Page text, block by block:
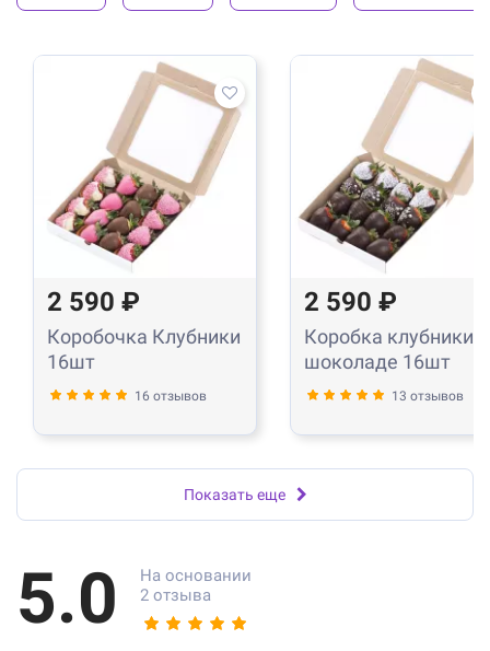
2 590 ₽
Коробочка Клубники
16шт
16 отзывов
2 590 ₽
Коробка клубники в
шоколаде 16шт
13 отзывов
Показать еще
5.0
На основании
2 отзыва